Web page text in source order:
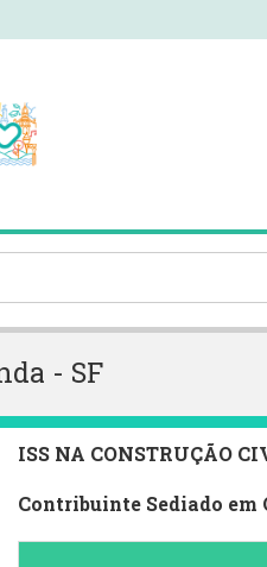
- SF
ISS NA CONSTRUÇÃO
Contribuinte Sediado